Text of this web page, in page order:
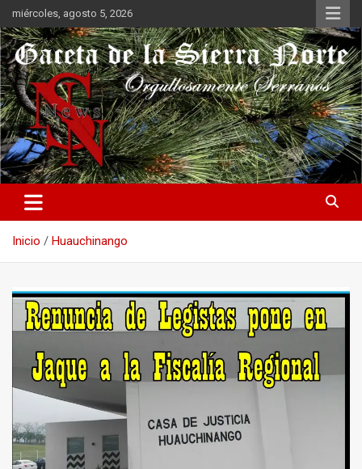
Saltar
al
contenido
miércoles, agosto 5, 2026
Gaceta de la Sierra Norte
Orgullosamente Serranos
Inicio Huauchinango